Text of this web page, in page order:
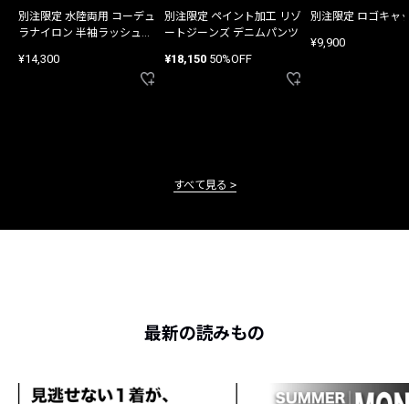
別注限定 水陸両用 コーデュ
ラナイロン 半袖ラッシュガ
¥14,300
別注限定 ペイント加工 リゾ
ートジーンズ デニムパンツ
¥18,150 50%OFF
別注限定 ロゴキャ
¥9,900
すべて見る
最新の読みもの